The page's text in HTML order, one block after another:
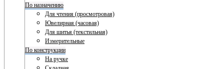
По назначению
Для чтения (просмотровая)
Ювелирная (часовая)
Для шитья (текстильная)
Измерительные
По конструкции
На ручке